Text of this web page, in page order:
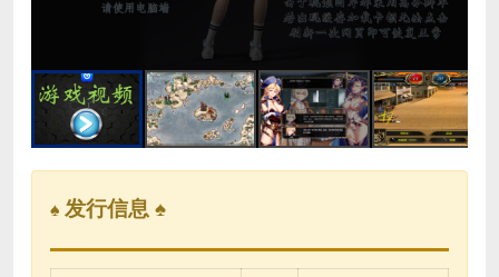
Video
♠ 发行信息 ♠